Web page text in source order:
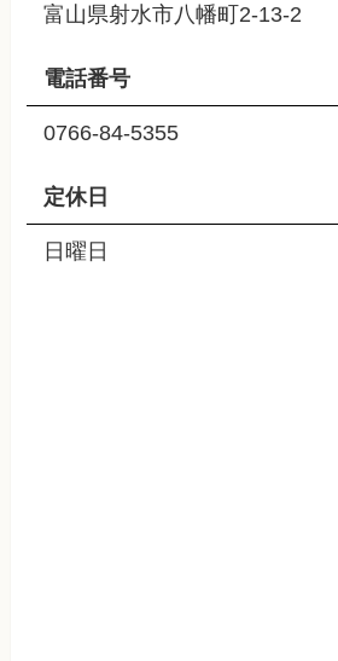
富山県射水市八幡町2-13-2
電話番号
0766-84-5355
定休日
日曜日